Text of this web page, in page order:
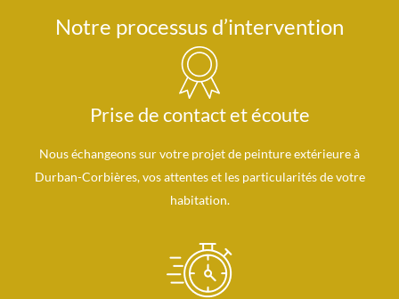
Notre processus d’intervention
Prise de contact et écoute
Nous échangeons sur votre projet de peinture extérieure à
Durban-Corbières, vos attentes et les particularités de votre
habitation.